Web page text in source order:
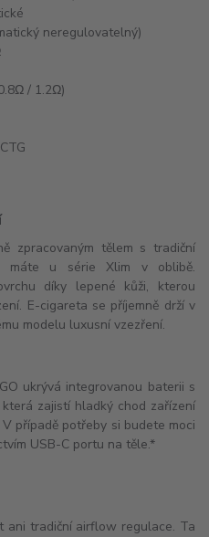
neregulovatelný)
/ 1.2Ω)
zpracovaným tělem s tradiční
máte u série Xlim v oblibě.
díky lepené kůži, kterou
E-cigareta se příjemně drží v
modelu luxusní vzezření.
ukrývá integrovanou baterii s
zajistí hladký chod zařízení
případě potřeby si budete moci
USB-C portu na těle.*
ani tradiční airflow regulace. Ta